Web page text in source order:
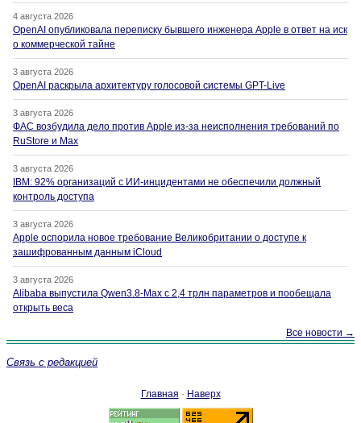
4 августа 2026
OpenAI опубликовала переписку бывшего инженера Apple в ответ на иск
о коммерческой тайне
3 августа 2026
OpenAI раскрыла архитектуру голосовой системы GPT-Live
3 августа 2026
ФАС возбудила дело против Apple из-за неисполнения требований по
RuStore и Max
3 августа 2026
IBM: 92% организаций с ИИ-инцидентами не обеспечили должный
контроль доступа
3 августа 2026
Apple оспорила новое требование Великобритании о доступе к
зашифрованным данным iCloud
3 августа 2026
Alibaba выпустила Qwen3.8-Max с 2,4 трлн параметров и пообещала
открыть веса
Все новости →
Связь с редакцией
Главная · Наверх